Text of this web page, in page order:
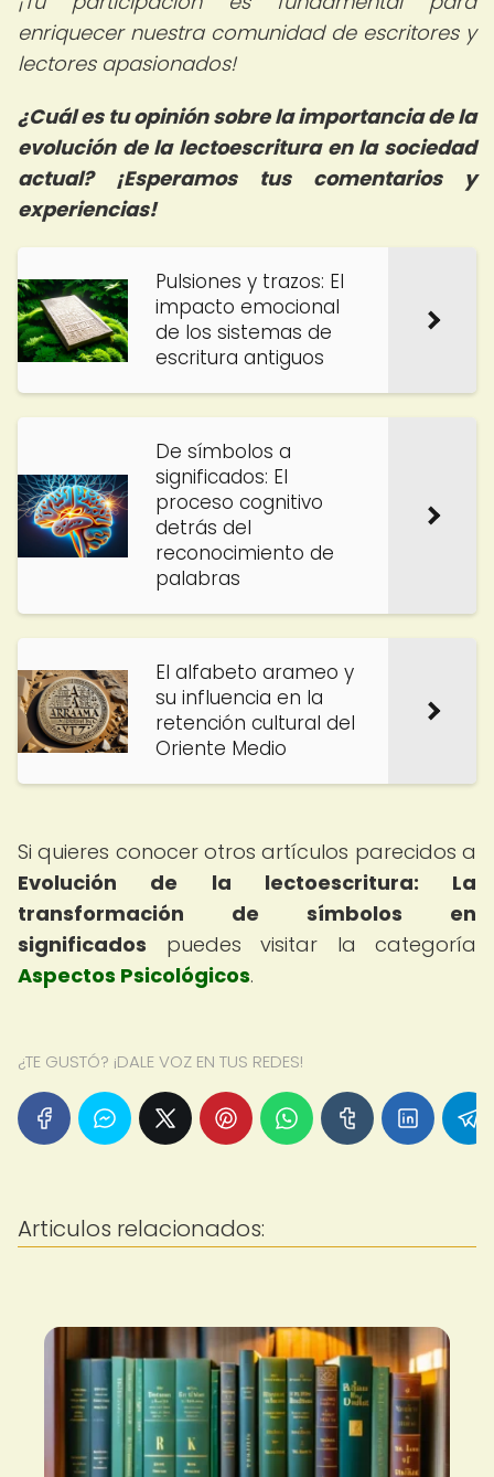
enriquecer nuestra comunidad de escritores y
lectores apasionados!
¿Cuál es tu opinión sobre la importancia de la
evolución de la lectoescritura en la sociedad
actual? ¡Esperamos tus comentarios y
experiencias!
Pulsiones y trazos: El
impacto emocional
de los sistemas de
escritura antiguos
De símbolos a
significados: El
proceso cognitivo
detrás del
reconocimiento de
palabras
El alfabeto arameo y
su influencia en la
retención cultural del
Oriente Medio
Si quieres conocer otros artículos parecidos a
Evolución de la lectoescritura: La
transformación de símbolos en
significados puedes visitar la categoría
Aspectos Psicológicos.
¿TE GUSTÓ? ¡DALE VOZ EN TUS REDES!
Articulos relacionados: